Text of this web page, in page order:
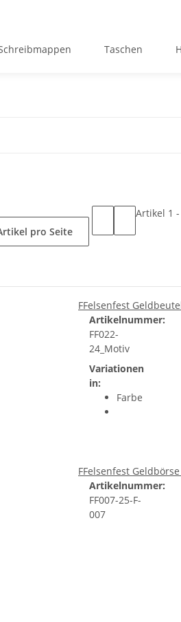
Taschen
pro Seite
Artikel 1
FFelsenfest
Artikelnummer:
FF022-
24_Motiv
Variationen
in:
Farbe
FFelsenfest
Artikelnummer:
FF007-25-F-
007